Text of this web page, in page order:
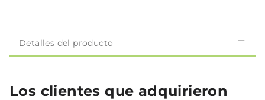
Detalles del producto
Los clientes que adquirieron